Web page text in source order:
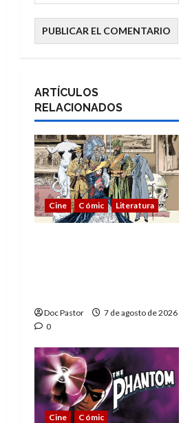
ARTÍCULOS
RELACIONADOS
Cine Cómic Literatura
Doc Pastor
7 de agosto de 2026
0
Cine Cómic